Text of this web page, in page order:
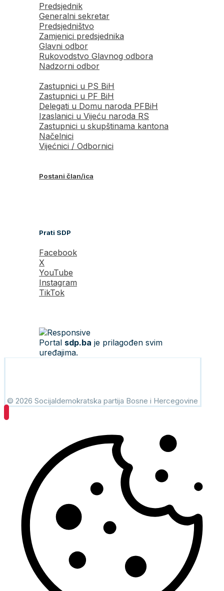
Predsjednik
Generalni sekretar
Predsjedništvo
Zamjenici predsjednika
Glavni odbor
Rukovodstvo Glavnog odbora
Nadzorni odbor
Zastupnici u PS BiH
Zastupnici u PF BiH
Delegati u Domu naroda PFBiH
Izaslanici u Vijeću naroda RS
Zastupnici u skupštinama kantona
Načelnici
Vijećnici / Odbornici
Postani član/ica
Prati SDP
Facebook
X
YouTube
Instagram
TikTok
Portal sdp.ba je prilagođen svim
uređajima.
© 2026 Socijaldemokratska partija Bosne i Hercegovine